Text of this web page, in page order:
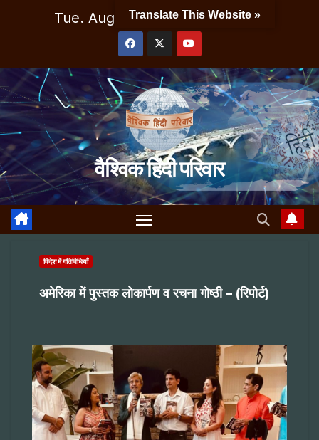
Tue. Aug 11th, 2026 7:57:41 PM
वैश्विक हिंदी परिवार
विदेश में गतिविधियाँ
अमेरिका में पुस्तक लोकार्पण व रचना गोष्ठी – (रिपोर्ट)
Translate This Website »